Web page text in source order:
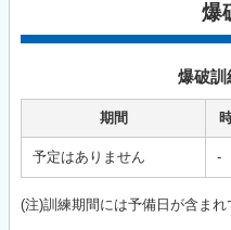
爆
爆破訓
期間
予定はありません -
(注)訓練期間には予備日が含まれ